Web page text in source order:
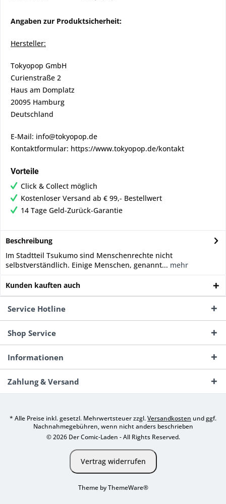
Angaben zur Produktsicherheit:
Hersteller:
Tokyopop GmbH
Curienstraße 2
Haus am Domplatz
20095 Hamburg
Deutschland
E-Mail: info@tokyopop.de
Kontaktformular: https://www.tokyopop.de/kontakt
Vorteile
Click & Collect möglich
Kostenloser Versand ab € 99,- Bestellwert
14 Tage Geld-Zurück-Garantie
Beschreibung
Im Stadtteil Tsukumo sind Menschenrechte nicht
selbstverständlich. Einige Menschen, genannt... mehr
Kunden kauften auch
Service Hotline
Shop Service
Informationen
Zahlung & Versand
* Alle Preise inkl. gesetzl. Mehrwertsteuer zzgl.Versandkosten und ggf.
Nachnahmegebühren, wenn nicht anders beschrieben
© 2026 Der Comic-Laden - All Rights Reserved.
Vertrag widerrufen
Theme byThemeWare®